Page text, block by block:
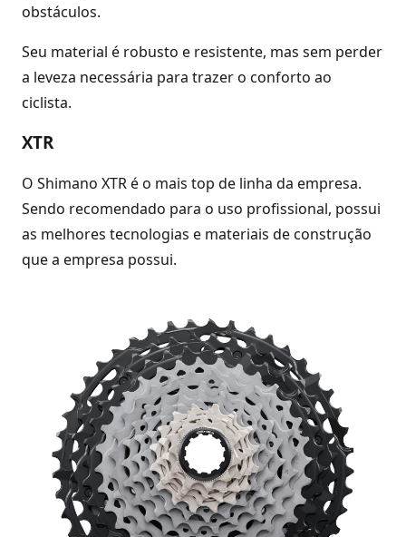
obstáculos.
Seu material é robusto e resistente, mas sem perder
a leveza necessária para trazer o conforto ao
ciclista.
XTR
O Shimano XTR é o mais top de linha da empresa.
Sendo recomendado para o uso profissional, possui
as melhores tecnologias e materiais de construção
que a empresa possui.